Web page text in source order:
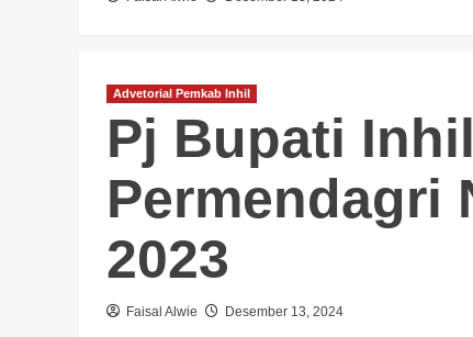
Advetorial Pemkab Inhil
Pj Bupati
Permendagri
2023
Faisal Alwie Desember 13, 2024